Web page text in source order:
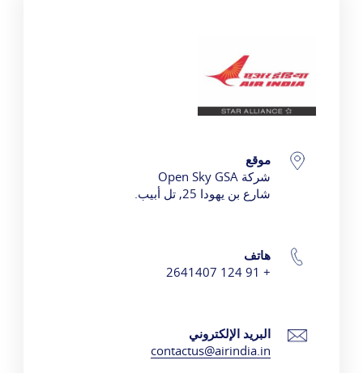
Air India
تفاصيل الاتصال
موقع
شركة Open Sky GSA
شارع بن يهودا 25, تل أبيب.
هاتف
+ 91 124 2641407
البريد الإلكتروني
contactus@airindia.in